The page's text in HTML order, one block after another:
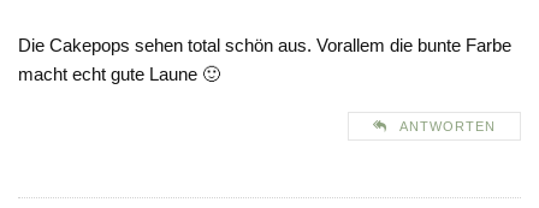
Die Cakepops sehen total schön aus. Vorallem die bunte Farbe
macht echt gute Laune 🙂
ANTWORTEN